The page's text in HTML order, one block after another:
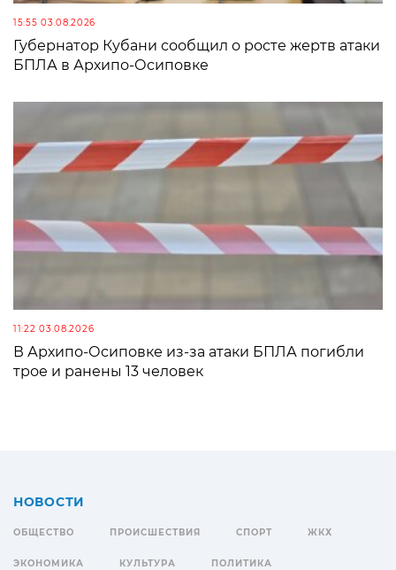
15:55 03.08.2026
Губернатор Кубани сообщил о росте жертв атаки
БПЛА в Архипо-Осиповке
11:22 03.08.2026
В Архипо-Осиповке из-за атаки БПЛА погибли
трое и ранены 13 человек
НОВОСТИ
ОБЩЕСТВО ПРОИСШЕСТВИЯ СПОРТ ЖКХ
ЭКОНОМИКА КУЛЬТУРА ПОЛИТИКА